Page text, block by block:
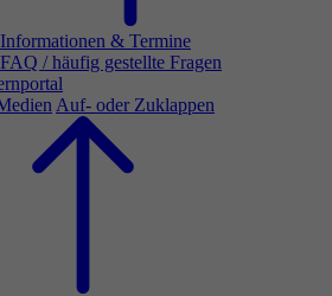
Informationen & Termine
FAQ / häufig gestellte Fragen
Auf- oder Zuklappen